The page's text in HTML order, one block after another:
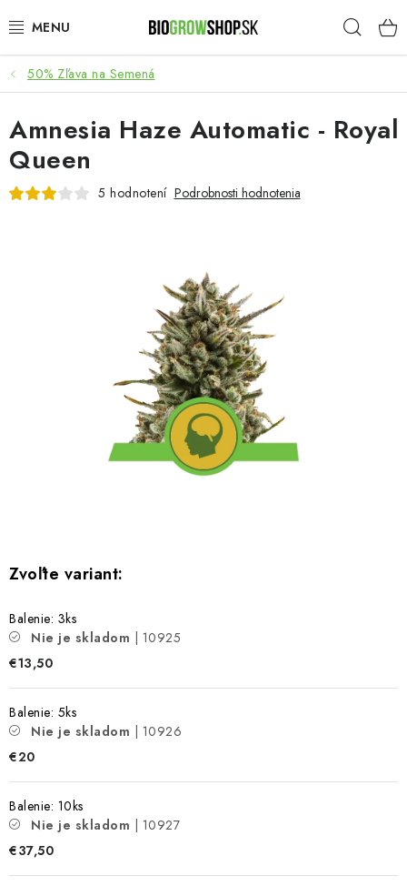
na
PESTOVANIE
HEADSHOP
SEMENÁ
50% ZĽAVA NA SEMENÁ
Platba a dodanie
Podmienky ochrany osobných údajov
Obchodné podmienky
Veľkoobchod
Formulár na odstúpenie od zmluvy
50% Zľava na Semená
Balenie: 3ks
Nie je skladom
| 10925
€13,50
Balenie: 5ks
Nie je skladom
| 10926
€20
Balenie: 10ks
Nie je skladom
| 10927
€37,50
Amnesia Haze Automatic - Royal
Queen
5 hodnotení Podrobnosti hodnotenia